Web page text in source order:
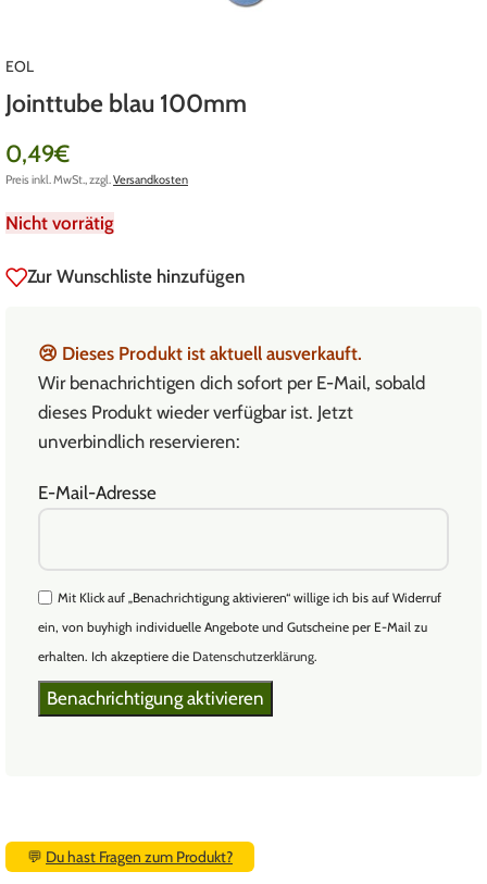
EOL
Jointtube blau 100mm
0,49€
Preis inkl. MwSt., zzgl.Versandkosten
Nicht vorrätig
Zur Wunschliste hinzufügen
😢 Dieses Produkt ist aktuell ausverkauft.
Wir benachrichtigen dich sofort per E-Mail, sobald
dieses Produkt wieder verfügbar ist. Jetzt
unverbindlich reservieren:
E-Mail-Adresse
Mit Klick auf „Benachrichtigung aktivieren“ willige ich bis auf Widerruf
ein, von buyhigh individuelle Angebote und Gutscheine per E-Mail zu
erhalten. Ich akzeptiere die Datenschutzerklärung.
💬 Du hast Fragen zum Produkt?